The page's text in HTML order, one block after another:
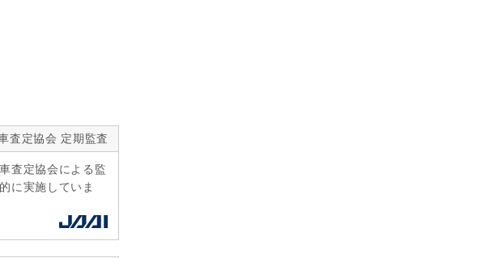
査定協会 定期監査
査定協会による監
に実施していま